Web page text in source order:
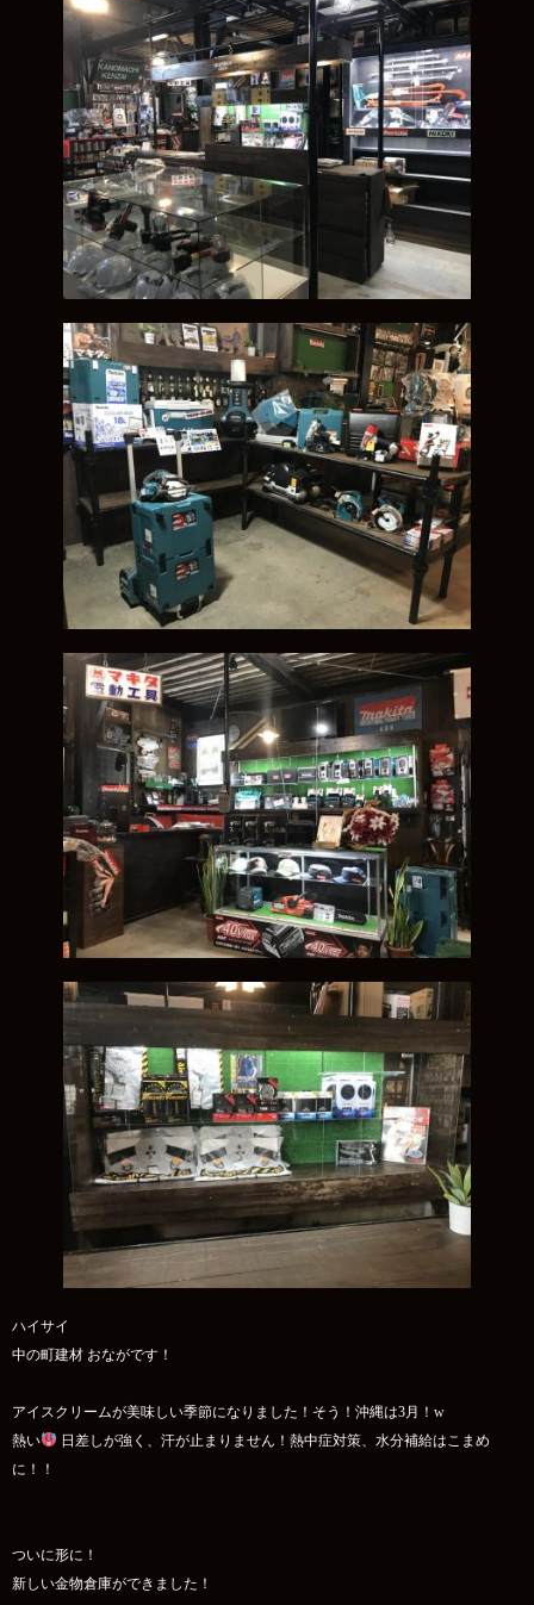
ハイサイ
中の町建材 おながです！
アイスクリームが美味しい季節になりました！そう！沖縄は3月！w
熱い
日差しが強く、汗が止まりません！熱中症対策、水分補給はこまめ
に！！
ついに形に！
新しい金物倉庫ができました！